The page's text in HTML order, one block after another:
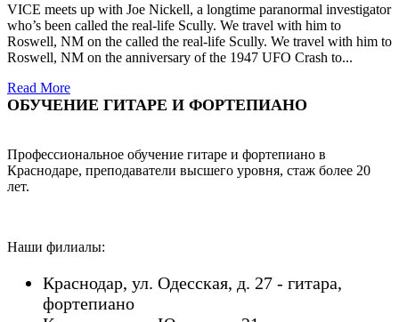
VICE meets up with Joe Nickell, a longtime paranormal investigator
who’s been called the real-life Scully. We travel with him to
Roswell, NM on the called the real-life Scully. We travel with him to
Roswell, NM on the anniversary of the 1947 UFO Crash to...
Read More
ОБУЧЕНИЕ ГИТАРЕ И ФОРТЕПИАНО
Профессиональное обучение гитаре и фортепиано в
Краснодаре, преподаватели высшего уровня, стаж более 20
лет.
Наши филиалы:
Краснодар, ул. Одесская, д. 27 - гитара,
фортепиано